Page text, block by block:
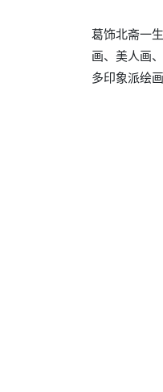
葛饰北斋一
画、美人画
多印象派绘